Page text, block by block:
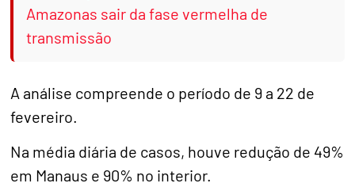
Amazonas sair da fase vermelha de
transmissão
A análise compreende o período de 9 a 22 de
fevereiro.
Na média diária de casos, houve redução de 49%
em Manaus e 90% no interior.